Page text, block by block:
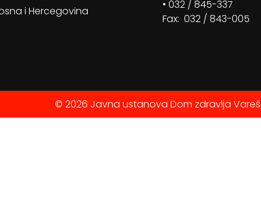
i Hercegovina
• 032 / 845-337
Fax: 032 / 843-005
© 2026 Javna ustanova Dom zdravlja Vareš